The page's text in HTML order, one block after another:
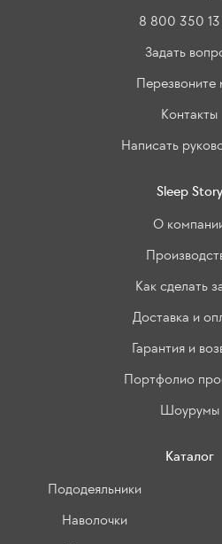
8 800 350
Задать
Перезвоните
Контакты
Написать
Sleep Story
О
Как сделать
Доставка и
Гарантия и
Портфолио
Шоурумы
Каталог
Пододеяльники
Наволочки